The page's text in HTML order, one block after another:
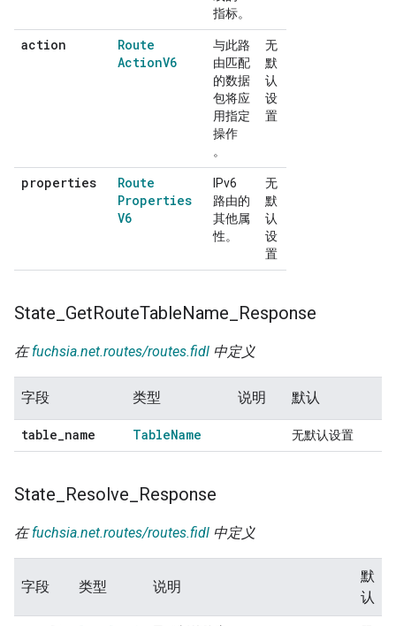
指标。
action
Route
ActionV6
与此路
由匹配
的数据
包将应
用指定
操作
。
无
默
认
设
置
properties
Route
Properties
V6
IPv6
路由的
其他属
性。
无
默
认
设
置
State GetRouteTableName Response
在fuchsia.net.routes/routes.fidl 中定义
字段 类型 说明 默认
table_name TableName 无默认设置
State Resolve Response
在fuchsia.net.routes/routes.fidl 中定义
字段 类型 说明
默
认